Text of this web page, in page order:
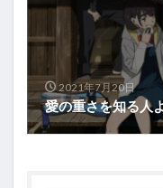
2021年7月20日
愛の重さを知る人